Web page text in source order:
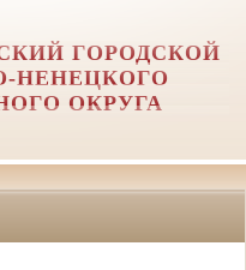
ГОРОДСКОЙ
НЕНЕЦКОГО
ОКРУГА